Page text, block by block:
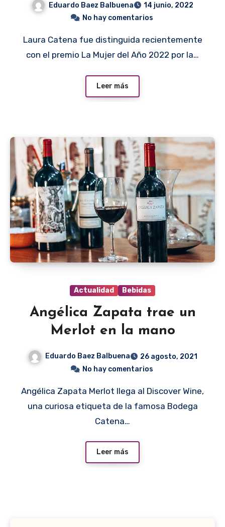
Eduardo Baez Balbuena
14 junio, 2022
No hay comentarios
Laura Catena fue distinguida recientemente
con el premio La Mujer del Año 2022 por la…
Leer más
Actualidad Bebidas
Angélica Zapata trae un
Merlot en la mano
Eduardo Baez Balbuena
26 agosto, 2021
No hay comentarios
Angélica Zapata Merlot llega al Discover Wine,
una curiosa etiqueta de la famosa Bodega
Catena…
Leer más